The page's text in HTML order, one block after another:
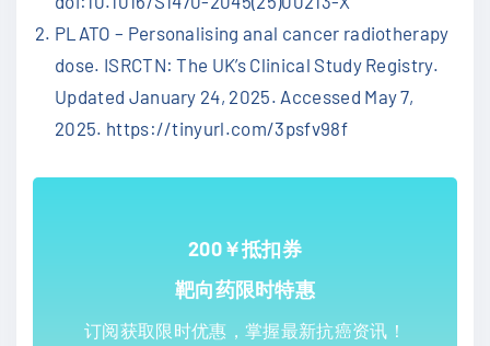
PLATO – Personalising anal cancer radiotherapy
dose. ISRCTN: The UK’s Clinical Study Registry.
Updated January 24, 2025. Accessed May 7,
2025. https://tinyurl.com/3psfv98f
200￥抵扣券
靶向药限时特惠
订阅获取限时优惠，掌握最新抗癌资讯！